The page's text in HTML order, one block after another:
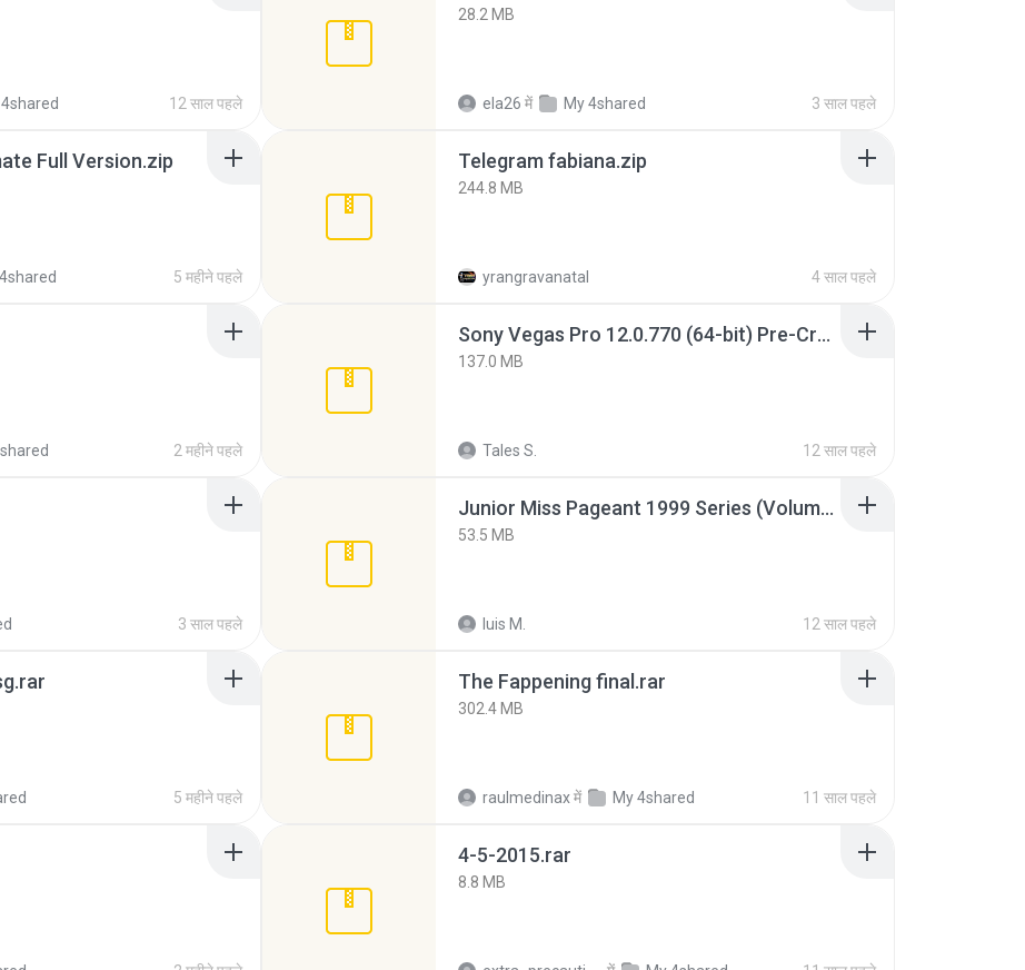
12 साल पहले
28.2 MB
ela26 में My 4shared 3 साल पहले
Full Version.zip
5 महीने पहले
Telegram fabiana.zip
244.8 MB
yrangravanatal 4 साल पहले
2 महीने पहले
Sony Vegas Pro 12.0.770 (64-bit) Pre-Cracked.zip
137.0 MB
Tales S. 12 साल पहले
3 साल पहले
Junior Miss Pageant 1999 Series (Volume I Part I NC 6).7z
53.5 MB
luis M. 12 साल पहले
5 महीने पहले
The Fappening final.rar
302.4 MB
raulmedinaxमें My 4shared 11 साल पहले
4-5-2015.rar
8.8 MB